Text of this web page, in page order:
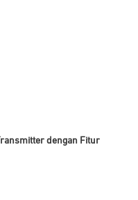
dengan Fitur